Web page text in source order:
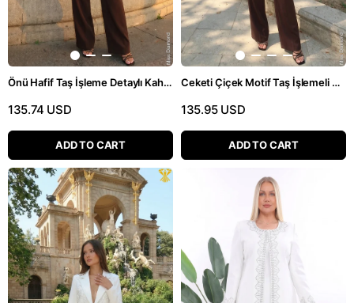
Önü Hafif Taş İşleme Detaylı Kahverengi İkili Pantolonlu Takım
135.74 USD
ADD TO CART
Ceketi Çiçek Motif Taş İşlemeli Kahverengi İkili Pantolonlu Takım
135.95 USD
ADD TO CART